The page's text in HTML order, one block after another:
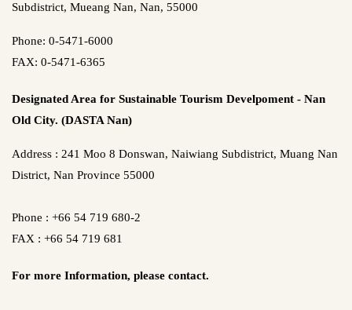
Subdistrict, Mueang Nan, Nan, 55000
Phone: 0-5471-6000
FAX: 0-5471-6365
Designated Area for Sustainable Tourism Develpoment - Nan
Old City. (DASTA Nan)
Address : 241 Moo 8 Donswan, Naiwiang Subdistrict, Muang Nan
District, Nan Province 55000
Phone : +66 54 719 680-2
FAX : +66 54 719 681
For more Information, please contact.